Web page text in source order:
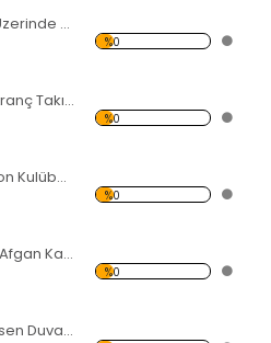
Ahşap Tahta Üzerinde Kırmızı Gül Forex Tablo
%0
Basamaklı Satranç Takımı Forex Tablo
%0
İngiltere Telefon Kulübesi Forex Tablo
%0
Kırmızı Burkalı Afgan Kadın Forex Tablo
%0
Plak Ve Kız Desen Duvar Panosu